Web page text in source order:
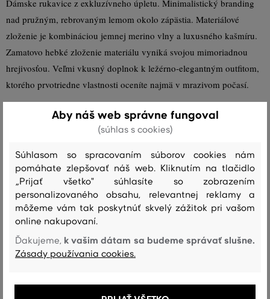
Dámske rukavice z exkluzívneho úpletu. Minimalistický branding
nad pružným, rebrovaným lemom okolo zápästia. Materiálové
zloženie je kombináciou jemnej merino vlny a luxusného kašmíru.
Zamatovo hebké zloženie materiálu vyniká svojou mimoriadnou
hrejivosťou. Veľmi vkusný doplnok k ležérno-elegantným outfitom,
ktorého prvotriedne vlastnosti oceníte najmä v mrazivom počasí.
Sezóna: FW23 Kód produktu:4930018-623-GC-95
Zloženie
vrchný materiál
MERINO VLNA
90 %
KAŠMÍR
10 %
Aby náš web správne fungoval
(súhlas s cookies)
Súhlasom so spracovaním súborov cookies nám
pomáhate zlepšovať náš web. Kliknutím na tlačidlo
„Prijať všetko" súhlasíte so zobrazením
personalizovaného obsahu, relevantnej reklamy a
môžeme vám tak poskytnúť skvelý zážitok pri vašom
online nakupovaní.
Ďakujeme, k vašim dátam sa budeme správať slušne.
Zásady používania cookies.